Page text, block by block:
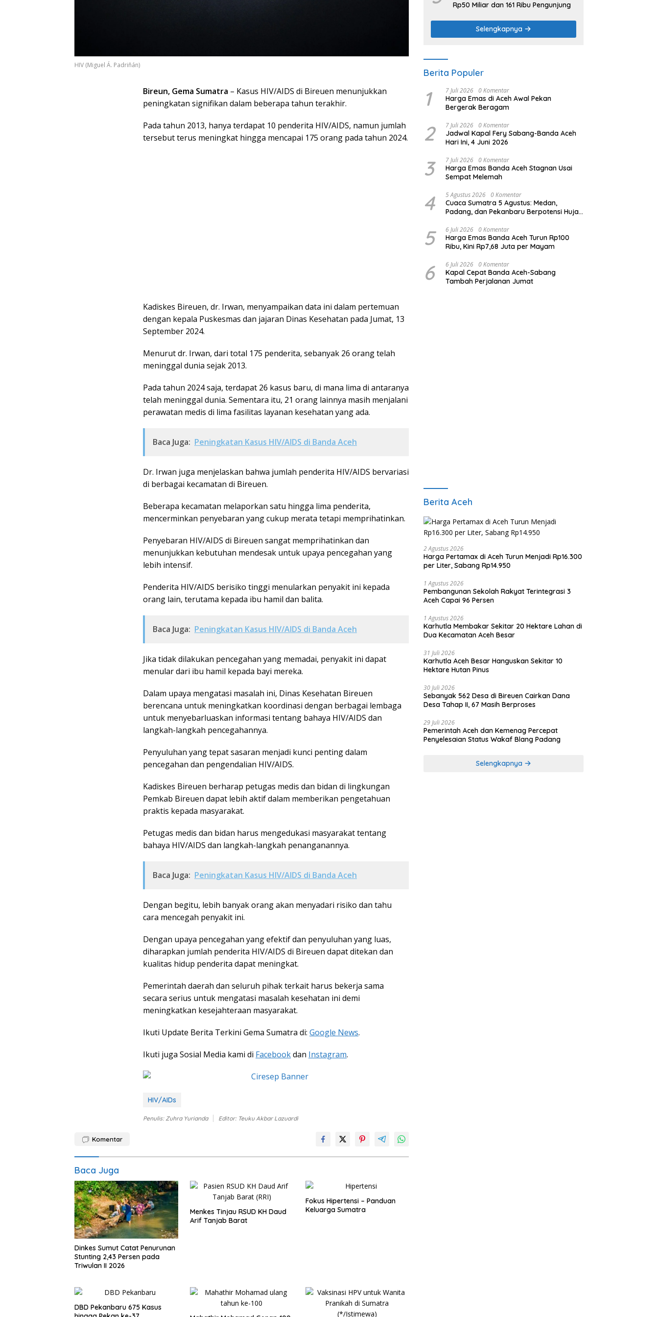
HIV (Miguel Á. Padriñán)
Bireun, Gema Sumatra – Kasus HIV/AIDS di Bireuen menunjukkan
peningkatan signifikan dalam beberapa tahun terakhir.
Pada tahun 2013, hanya terdapat 10 penderita HIV/AIDS, namun jumlah
tersebut terus meningkat hingga mencapai 175 orang pada tahun 2024.
Kadiskes Bireuen, dr. Irwan, menyampaikan data ini dalam pertemuan
dengan kepala Puskesmas dan jajaran Dinas Kesehatan pada Jumat, 13
September 2024.
Menurut dr. Irwan, dari total 175 penderita, sebanyak 26 orang telah
meninggal dunia sejak 2013.
Pada tahun 2024 saja, terdapat 26 kasus baru, di mana lima di antaranya
telah meninggal dunia. Sementara itu, 21 orang lainnya masih menjalani
perawatan medis di lima fasilitas layanan kesehatan yang ada.
Baca Juga: Peningkatan Kasus HIV/AIDS di Banda Aceh
Dr. Irwan juga menjelaskan bahwa jumlah penderita HIV/AIDS bervariasi
di berbagai kecamatan di Bireuen.
Beberapa kecamatan melaporkan satu hingga lima penderita,
mencerminkan penyebaran yang cukup merata tetapi memprihatinkan.
Penyebaran HIV/AIDS di Bireuen sangat memprihatinkan dan
menunjukkan kebutuhan mendesak untuk upaya pencegahan yang
lebih intensif.
Penderita HIV/AIDS berisiko tinggi menularkan penyakit ini kepada
orang lain, terutama kepada ibu hamil dan balita.
Baca Juga: Peningkatan Kasus HIV/AIDS di Banda Aceh
Jika tidak dilakukan pencegahan yang memadai, penyakit ini dapat
menular dari ibu hamil kepada bayi mereka.
Dalam upaya mengatasi masalah ini, Dinas Kesehatan Bireuen
berencana untuk meningkatkan koordinasi dengan berbagai lembaga
untuk menyebarluaskan informasi tentang bahaya HIV/AIDS dan
langkah-langkah pencegahannya.
Penyuluhan yang tepat sasaran menjadi kunci penting dalam
pencegahan dan pengendalian HIV/AIDS.
Kadiskes Bireuen berharap petugas medis dan bidan di lingkungan
Pemkab Bireuen dapat lebih aktif dalam memberikan pengetahuan
praktis kepada masyarakat.
Petugas medis dan bidan harus mengedukasi masyarakat tentang
bahaya HIV/AIDS dan langkah-langkah penanganannya.
Baca Juga: Peningkatan Kasus HIV/AIDS di Banda Aceh
Dengan begitu, lebih banyak orang akan menyadari risiko dan tahu
cara mencegah penyakit ini.
Dengan upaya pencegahan yang efektif dan penyuluhan yang luas,
diharapkan jumlah penderita HIV/AIDS di Bireuen dapat ditekan dan
kualitas hidup penderita dapat meningkat.
Pemerintah daerah dan seluruh pihak terkait harus bekerja sama
secara serius untuk mengatasi masalah kesehatan ini demi
meningkatkan kesejahteraan masyarakat.
Ikuti Update Berita Terkini Gema Sumatra di: Google News.
Ikuti juga Sosial Media kami di Facebookdan Instagram.
HIV/AIDs
Penulis: Zuhra Yurianda Editor: Teuku Akbar Lazuardi
Komentar
Baca Juga
Dinkes Sumut Catat Penurunan
Stunting 2,43 Persen pada
Triwulan II 2026
Menkes Tinjau RSUD KH Daud
Arif Tanjab Barat
Fokus Hipertensi – Panduan
Keluarga Sumatra
DBD Pekanbaru 675 Kasus
Rp50 Miliar dan 161 Ribu Pengunjung
Selengkapnya
Berita Populer
1 7 Juli 2026 0 Komentar
Harga Emas di Aceh Awal Pekan
Bergerak Beragam
2 7 Juli 2026 0 Komentar
Jadwal Kapal Fery Sabang-Banda Aceh
Hari Ini, 4 Juni 2026
3 7 Juli 2026 0 Komentar
Harga Emas Banda Aceh Stagnan Usai
Sempat Melemah
4 5 Agustus 2026 0 Komentar
Cuaca Sumatra 5 Agustus: Medan,
Padang, dan Pekanbaru Berpotensi Hujan
5 6 Juli 2026 0 Komentar
Harga Emas Banda Aceh Turun Rp100
Ribu, Kini Rp7,68 Juta per Mayam
6 6 Juli 2026 0 Komentar
Kapal Cepat Banda Aceh-Sabang
Tambah Perjalanan Jumat
Berita Aceh
2 Agustus 2026
Harga Pertamax di Aceh Turun Menjadi Rp16.300
per Liter, Sabang Rp14.950
1 Agustus 2026
Pembangunan Sekolah Rakyat Terintegrasi 3
Aceh Capai 96 Persen
1 Agustus 2026
Karhutla Membakar Sekitar 20 Hektare Lahan di
Dua Kecamatan Aceh Besar
31 Juli 2026
Karhutla Aceh Besar Hanguskan Sekitar 10
Hektare Hutan Pinus
30 Juli 2026
Sebanyak 562 Desa di Bireuen Cairkan Dana
Desa Tahap II, 67 Masih Berproses
29 Juli 2026
Pemerintah Aceh dan Kemenag Percepat
Penyelesaian Status Wakaf Blang Padang
Selengkapnya